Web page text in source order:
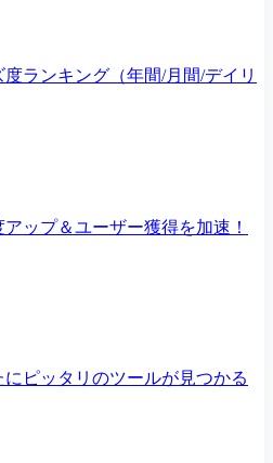
ランキング（年間/月間/デイリ
ップ＆ユーザー獲得を加速！
ピッタリのツールが見つかる